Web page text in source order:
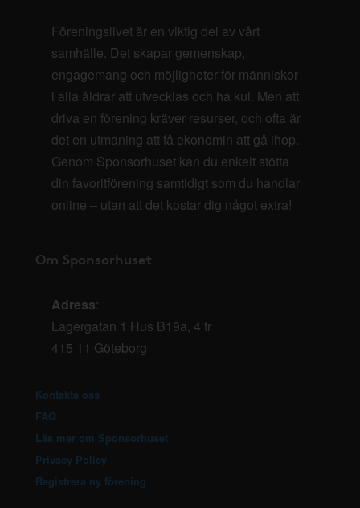
Föreningslivet är en viktig del av vårt
samhälle. Det skapar gemenskap,
engagemang och möjligheter för människor
i alla åldrar att utvecklas och ha kul. Men att
driva en förening kräver resurser, och ofta är
det en utmaning att få ekonomin att gå ihop.
Genom Sponsorhuset kan du enkelt stötta
din favoritförening samtidigt som du handlar
online – utan att det kostar dig något extra!
Om Sponsorhuset
Adress:
Lagergatan 1 Hus B19a, 4 tr
415 11 Göteborg
Kontakta oss
FAQ
Läs mer om Sponsorhuset
Privacy Policy
Registrera ny förening